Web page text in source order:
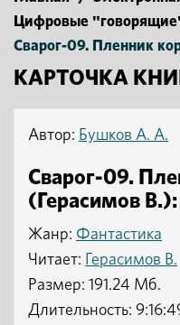
Цифровые
Сварог-09. Пленник
КАРТОЧКА
Автор: Бушков А. А.
Сварог-09.
(Герасимов
Жанр: Фантастика
Читает: Герасимов В.
Размер: 191.24 Мб.
Длительность: